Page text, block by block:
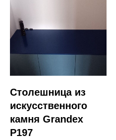
Столешница из
искусственного
камня Grandex
P197